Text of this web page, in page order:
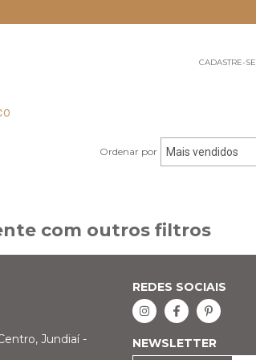
CADASTRE-SE
Ordenar por
com outros filtros
Jundiaí -
REDES SOCIAIS
NEWSLETTER